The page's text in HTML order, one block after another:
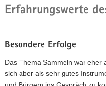
Erfahrungswerte
Besondere Erfolge
Das Thema Sammeln war eher
sich aber als sehr gutes
und Bürgern ins Gespräch zu